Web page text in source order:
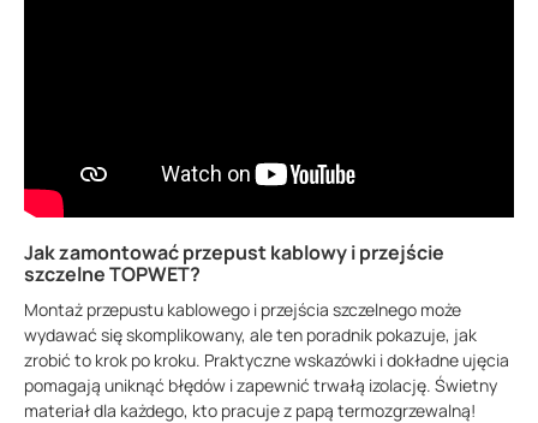
Jak zamontować przepust kablowy i przejście
szczelne TOPWET?
Montaż przepustu kablowego i przejścia szczelnego może
wydawać się skomplikowany, ale ten poradnik pokazuje, jak
zrobić to krok po kroku. Praktyczne wskazówki i dokładne ujęcia
pomagają uniknąć błędów i zapewnić trwałą izolację. Świetny
materiał dla każdego, kto pracuje z papą termozgrzewalną!